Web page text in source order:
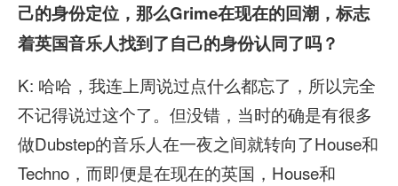
己的身份定位，那么Grime在现在的回潮，标志
着英国音乐人找到了自己的身份认同了吗？
K: 哈哈，我连上周说过点什么都忘了，所以完全
不记得说过这个了。但没错，当时的确是有很多
做Dubstep的音乐人在一夜之间就转向了House和
Techno，而即便是在现在的英国，House和